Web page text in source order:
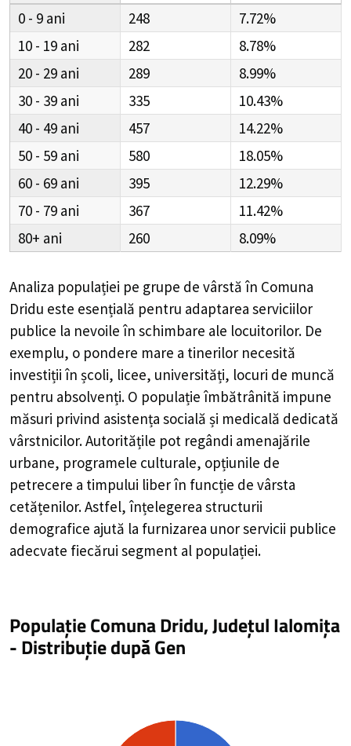
0 - 9 248
7.72%
10 - 19
282
8.78%
20 - 29
289
8.99%
30 - 39
335
10.43%
40 - 49
457
14.22%
50 - 59
580
18.05%
60 - 69
395
12.29%
70 - 79
367
11.42%
80+
260 8.09%
Analiza populației pe grupe de vârstă în Comuna
Dridu este esențială pentru adaptarea serviciilor
publice la nevoile în schimbare ale locuitorilor. De
exemplu, o pondere mare a tinerilor necesită
investiții în școli, licee, universități, locuri de muncă
pentru absolvenți. O populație îmbătrânită impune
măsuri privind asistența socială și medicală dedicată
vârstnicilor. Autoritățile pot regândi amenajările
urbane, programele culturale, opțiunile de
petrecere a timpului liber în funcție de vârsta
cetățenilor. Astfel, înțelegerea structurii
demografice ajută la furnizarea unor servicii publice
adecvate fiecărui segment al populației.
Populație Comuna Dridu, Județul Ialomița
-Distribuțiedupă Gen